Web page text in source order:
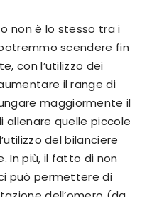
non è lo stesso tra i
scendere fin
con l’utilizzo dei
il range di
maggiormente il
quelle piccole
del bilanciere
In più, il fatto di non
può permettere di